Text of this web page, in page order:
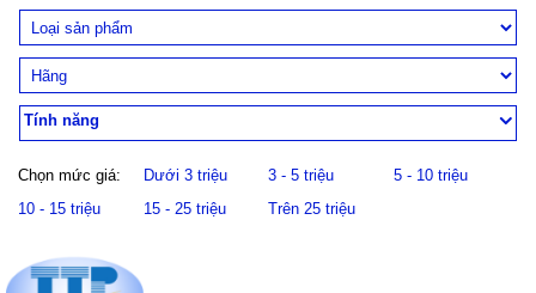
Tính năng
Chọn mức giá: Dưới 3 triệu 3 - 5 triệu
5 - 10 triệu
10 - 15 triệu
15 - 25 triệu Trên 25 triệu